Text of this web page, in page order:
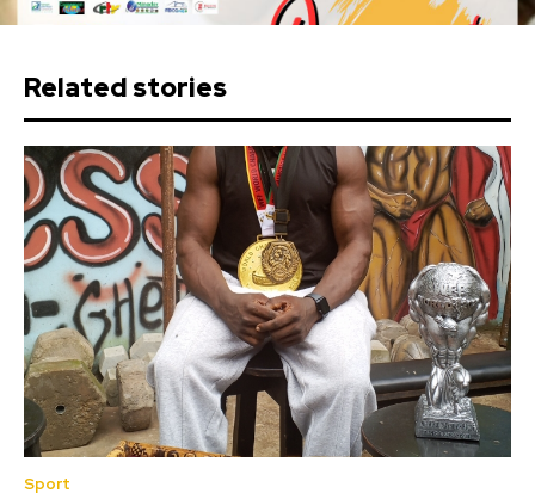
Related stories
Sport